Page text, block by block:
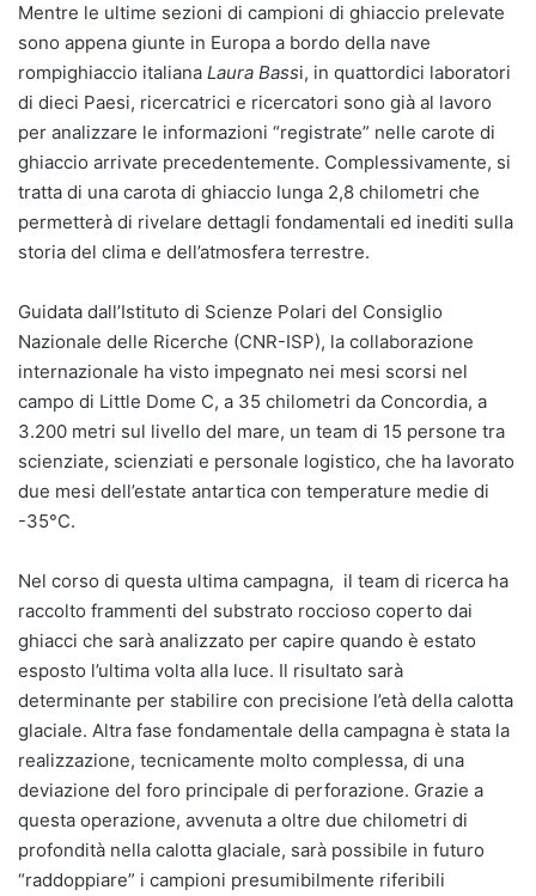
Mentre le ultime sezioni di campioni di ghiaccio prelevate
sono appena giunte in Europa a bordo della nave
rompighiaccio italiana Laura Bassi, in quattordici laboratori
di dieci Paesi, ricercatrici e ricercatori sono già al lavoro
per analizzare le informazioni “registrate” nelle carote di
ghiaccio arrivate precedentemente. Complessivamente, si
tratta di una carota di ghiaccio lunga 2,8 chilometri che
permetterà di rivelare dettagli fondamentali ed inediti sulla
storia del clima e dell’atmosfera terrestre.
Guidata dall’Istituto di Scienze Polari del Consiglio
Nazionale delle Ricerche (CNR-ISP), la collaborazione
internazionale ha visto impegnato nei mesi scorsi nel
campo di Little Dome C, a 35 chilometri da Concordia, a
3.200 metri sul livello del mare, un team di 15 persone tra
scienziate, scienziati e personale logistico, che ha lavorato
due mesi dell’estate antartica con temperature medie di
-35°C.
Nel corso di questa ultima campagna, il team di ricerca ha
raccolto frammenti del substrato roccioso coperto dai
ghiacci che sarà analizzato per capire quando è estato
esposto l’ultima volta alla luce. Il risultato sarà
determinante per stabilire con precisione l’età della calotta
glaciale. Altra fase fondamentale della campagna è stata la
realizzazione, tecnicamente molto complessa, di una
deviazione del foro principale di perforazione. Grazie a
questa operazione, avvenuta a oltre due chilometri di
profondità nella calotta glaciale, sarà possibile in futuro
“raddoppiare” i campioni presumibilmente riferibili